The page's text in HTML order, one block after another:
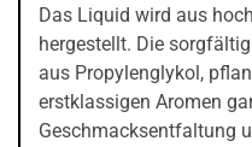
Das Liquid wird aus
hergestellt. Die
aus Propylenglykol,
erstklassigen Aromen
Geschmacksentfaltung